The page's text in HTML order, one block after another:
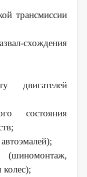
трансмиссии
схождения
состояния
колес);